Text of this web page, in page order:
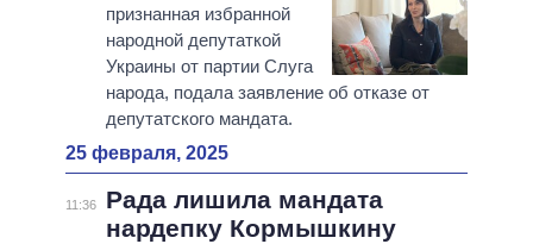
признанная избранной
народной депутаткой
Украины от партии Слуга
народа, подала заявление об отказе от
депутатского мандата.
25 февраля, 2025
11:36
Рада лишила мандата
нардепку Кормышкину